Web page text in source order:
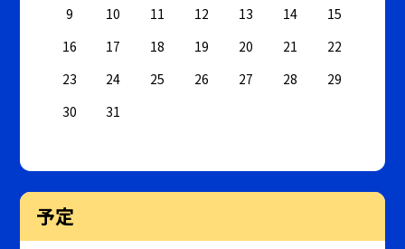
9
10 11 12 13 14
15
16
17 18 19 20 21
22
23
24 25 26 27 28
29
30
31
予定